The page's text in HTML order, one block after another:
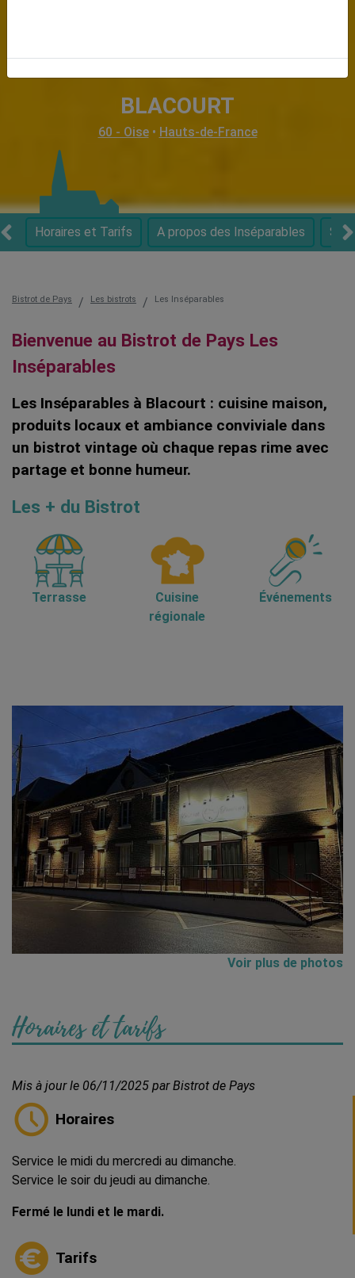
BLACOURT
60 - Oise• Hauts-de-France
Horaires et Tarifs A propos des Inséparables
Bistrot de Pays Les bistrots Les Inséparables
Bienvenue au Bistrot de Pays Les
Inséparables
Les Inséparables à Blacourt : cuisine maison,
produits locaux et ambiance conviviale dans
un bistrot vintage où chaque repas rime avec
partage et bonne humeur.
Les + du Bistrot
Terrasse
Cuisine
régionale
Événements
Voir plus de photos
Horaires et tarifs
Mis à jour le 06/11/2025 par Bistrot de Pays
Horaires
Service le midi du mercredi au dimanche.
Service le soir du jeudi au dimanche.
Fermé le lundi et le mardi.
Tarifs